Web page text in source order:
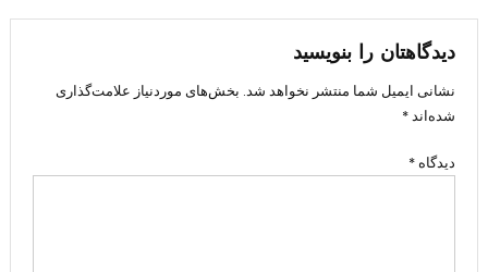
نوشته
دیدگاهتان را بنویسید
نشانی ایمیل شما منتشر نخواهد شد. بخش‌های موردنیاز علامت‌گذاری
شده‌اند*
دیدگاه *